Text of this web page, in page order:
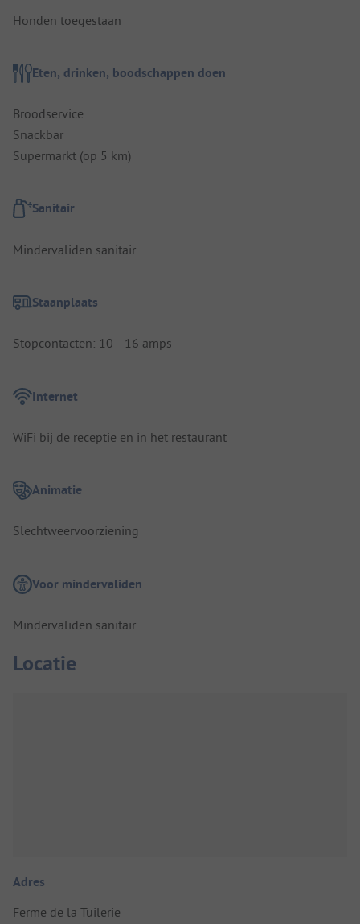
Honden toegestaan
Eten, drinken, boodschappen doen
Broodservice
Snackbar
Supermarkt (op 5 km)
Sanitair
Mindervaliden sanitair
Staanplaats
Stopcontacten: 10 - 16 amps
Internet
WiFi bij de receptie en in het restaurant
Animatie
Slechtweervoorziening
Voor mindervaliden
Mindervaliden sanitair
Locatie
Adres
Ferme de la Tuilerie